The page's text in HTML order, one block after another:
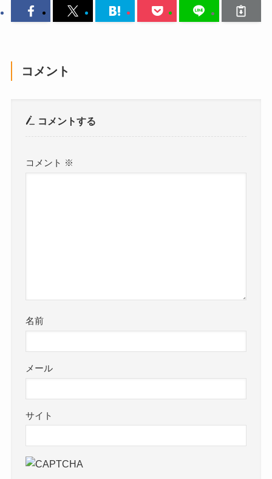
コメント
コメントする
コメント ※
名前
メール
サイト